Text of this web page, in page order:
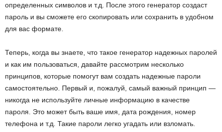
определенных символов и т.д. После этого генератор создаст
пароль и вы сможете его скопировать или сохранить в удобном
для вас формате.
Теперь, когда вы знаете, что такое генератор надежных паролей
и как им пользоваться, давайте рассмотрим несколько
принципов, которые помогут вам создать надежные пароли
самостоятельно. Первый и, пожалуй, самый важный принцип —
никогда не используйте личные информацию в качестве
пароля. Это может быть ваше имя, дата рождения, номер
телефона и т.д. Такие пароли легко угадать или взломать.